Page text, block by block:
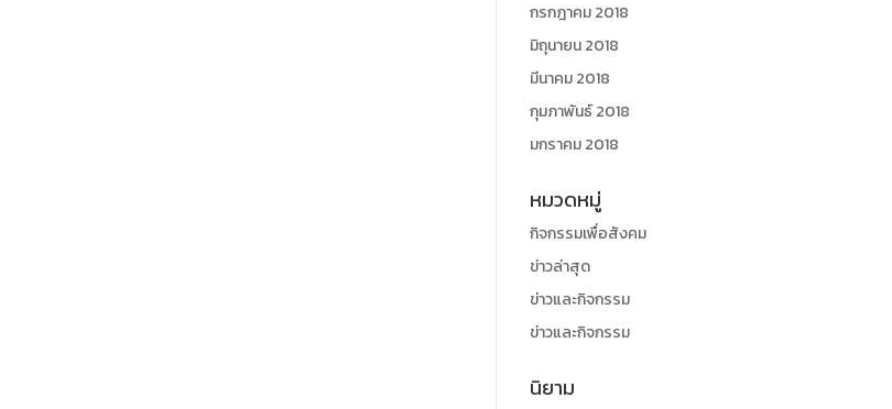
กรกฎาคม 2018
มิถุนายน 2018
มีนาคม 2018
กุมภาพันธ์ 2018
มกราคม 2018
หมวดหมู่
กิจกรรมเพื่อสังคม
ข่าวล่าสุด
ข่าวและกิจกรรม
ข่าวและกิจกรรม
นิยาม